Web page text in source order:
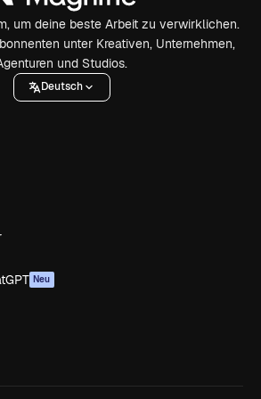
um deine beste Arbeit zu verwirklichen.
unter Kreativen, Unternehmen,
und Studios.
Deutsch
Neu